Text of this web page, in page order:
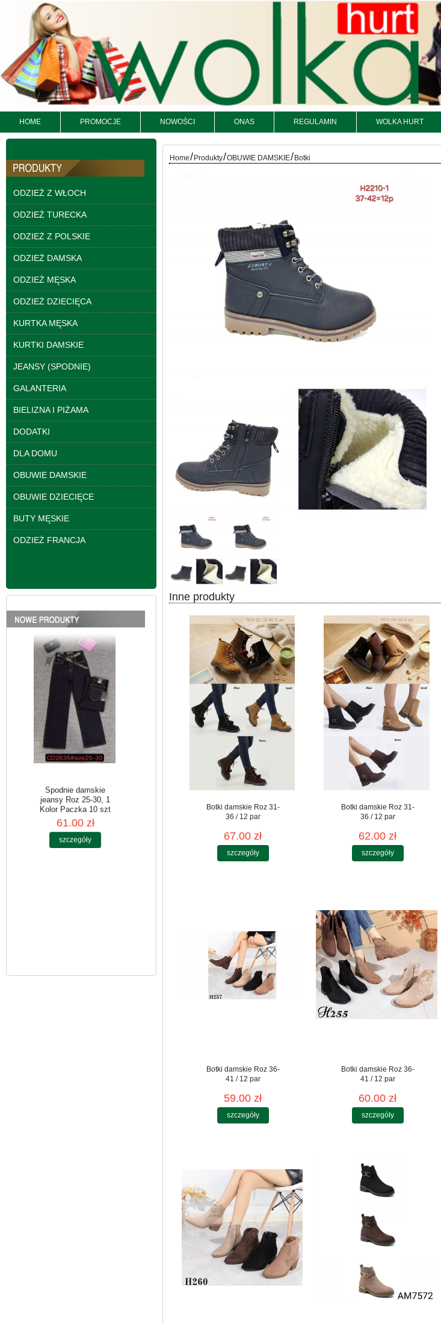
HOME PROMOCJE NOWOŚCI ONAS REGULAMIN WOLKA HURT
ODZIEŻ Z WŁOCH
ODZIEŻ TURECKA
ODZIEŻ Z POLSKIE
ODZIEŻ DAMSKA
ODZIEŻ MĘSKA
ODZIEŻ DZIECIĘCA
KURTKA MĘSKA
KURTKI DAMSKIE
JEANSY (SPODNIE)
GALANTERIA
BIELIZNA I PIŻAMA
DODATKI
DLA DOMU
OBUWIE DAMSKIE
OBUWIE DZIECIĘCE
BUTY MĘSKIE
ODZIEŻ FRANCJA
Spodnie damskie
Kolor Paczka 10 szt
61.00 zł
Spodnie damskie
Kolor Paczka 10 szt
61.00 zł
szczegóły
jeansy Roz 25-30, 1
61.00 zł
szczegóły
Spodnie damskie
jeansy Roz 25-30, 1
Kolor Paczka 10 szt
Home/ Produkty/OBUWIE DAMSKIE/ Botki
Inne produkty
Botki damskie Roz 31-
36 / 12 par
67.00 zł
szczegóły
Botki damskie Roz 31-
36 / 12 par
62.00 zł
szczegóły
Botki damskie Roz 36-
41 / 12 par
59.00 zł
szczegóły
Botki damskie Roz 36-
41 / 12 par
60.00 zł
szczegóły